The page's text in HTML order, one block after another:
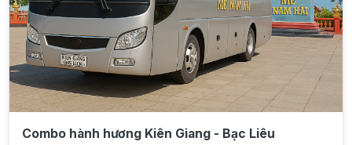
Combo hành hương Kiên Giang - Bạc Liêu